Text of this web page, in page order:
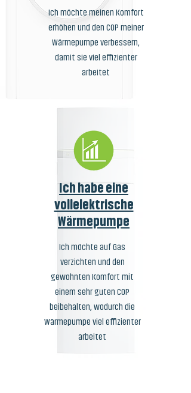
Ich möchte meinen Komfort
erhöhen und den COP meiner
Wärmepumpe verbessern,
damit sie viel effizienter
arbeitet
Ich habe eine
vollelektrische
Wärmepumpe
Ich möchte auf Gas
verzichten und den
gewohnten Komfort mit
einem sehr guten COP
beibehalten, wodurch die
Wärmepumpe viel effizienter
arbeitet